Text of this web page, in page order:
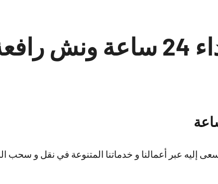
ونش الشهداء 24 ساعة
إليه عبر أعمالنا و خدماتنا المتنوعة في نقل و